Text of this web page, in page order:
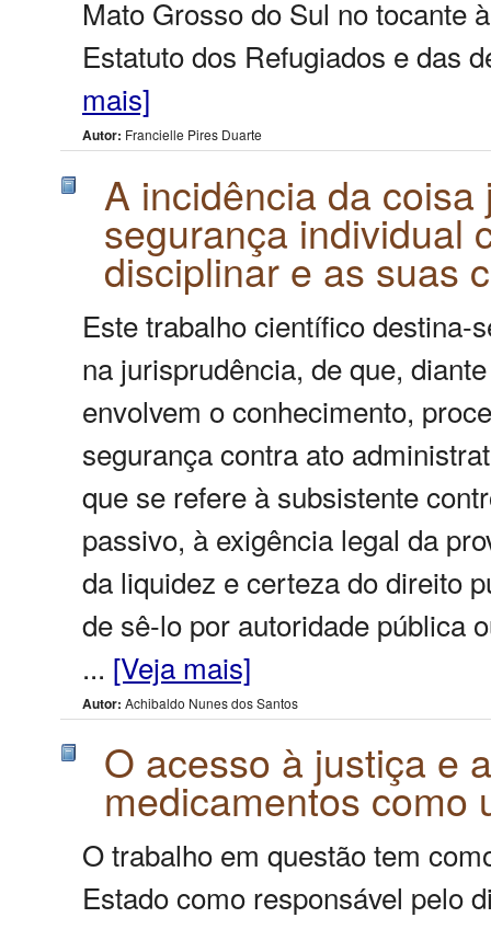
Mato Grosso do Sul no tocante
Estatuto dos Refugiados e das
mais]
Autor: Francielle Pires Duarte
A incidência da
segurança individual
disciplinar e as suas
Este trabalho científico destina-
na jurisprudência, de que,
envolvem o conhecimento,
segurança contra ato
que se refere à subsistente
passivo, à exigência legal da
da liquidez e certeza do direito
de sê-lo por autoridade pública
... [Veja mais]
Autor: Achibaldo Nunes dos Santos
O acesso à justiça e
medicamentos como
O trabalho em questão tem
Estado como responsável pelo